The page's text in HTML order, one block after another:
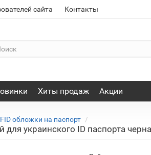
сайта Контакты
Хиты продаж Акции
обложки на паспорт
украинского ID паспорта